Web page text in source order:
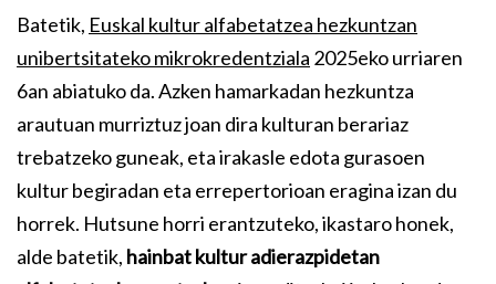
Batetik, Euskal kultur alfabetatzea hezkuntzan
unibertsitateko mikrokredentziala 2025eko urriaren
6an abiatuko da. Azken hamarkadan hezkuntza
arautuan murriztuz joan dira kulturan berariaz
trebatzeko guneak, eta irakasle edota gurasoen
kultur begiradan eta errepertorioan eragina izan du
horrek. Hutsune horri erantzuteko, ikastaro honek,
alde batetik, hainbat kultur adierazpidetan